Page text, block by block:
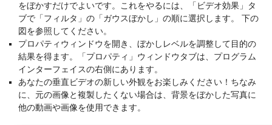
をぼかすだけでよいです。これをやるには、「ビデオ効果」タ
ブで「フィルタ」の「ガウスぼかし」の順に選択します。 下の
図を参照してください。
プロパティウィンドウを開き、ぼかしレベルを調整して目的の
結果を得ます。「プロパティ」ウィンドウタブは、プログラム
インターフェイスの右側にあります。
あなたの垂直ビデオの新しい外観をお楽しみください！ちなみ
に、元の画像と複製したくない場合は、背景をぼかした写真に
他の動画や画像を使用できます。